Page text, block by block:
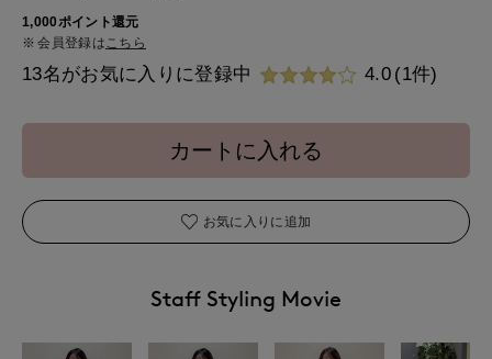
1,000ポイント還元
会員登録は こちら
13名がお気に入りに登録中 4.0 (1件)
カートに入れる
お気に入りに追加
Staff Styling Movie